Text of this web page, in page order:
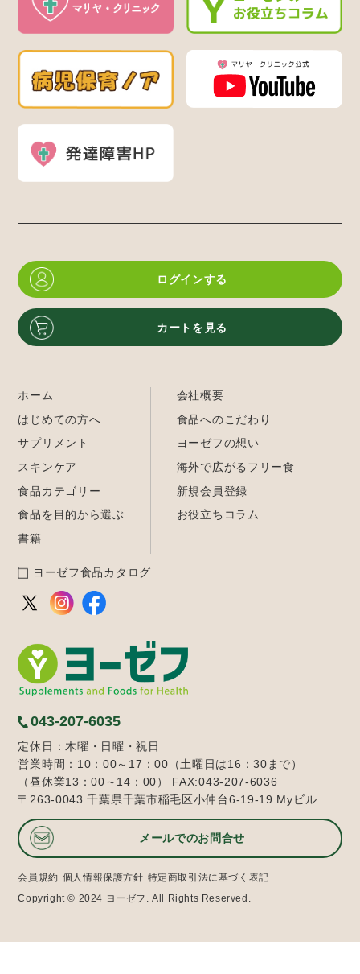
043-207-6035
定休日：木曜・日曜・祝日
営業時間：10：00～17：00（土曜日は16：30まで）
（昼休業13：00～14：00） FAX:043-207-6036
〒263-0043 千葉県千葉市稲毛区小仲台6-19-19 Myビル
メールでのお問合せ
会員規約 個人情報保護方針 特定商取引法に基づく表記
Copyright © 2024 ヨーゼフ. All Rights Reserved.
ログインする
カートを見る
ホーム
はじめての方へ
サプリメント
スキンケア
食品カテゴリー
食品を目的から選ぶ
書籍
会社概要
食品へのこだわり
ヨーゼフの想い
海外で広がるフリー食
新規会員登録
お役立ちコラム
ヨーゼフ食品カタログ